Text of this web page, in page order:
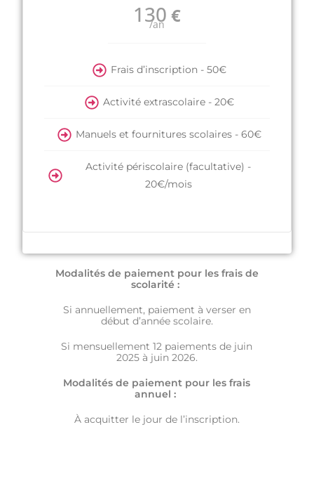
130 €
/an
Frais d’inscription - 50€
Activité extrascolaire - 20€
Manuels et fournitures scolaires - 60€
Activité périscolaire (facultative) -
20€/mois
Modalités de paiement pour les frais de
scolarité :
Si annuellement, paiement à verser en
début d’année scolaire.
Si mensuellement 12 paiements de juin
2025 à juin 2026.
Modalités de paiement pour les frais
annuel :
À acquitter le jour de l’inscription.